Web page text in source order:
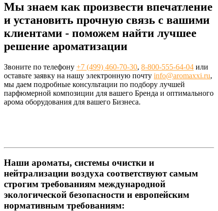
Мы знаем как произвести впечатление
и установить прочную связь с вашими
клиентами - поможем найти лучшее
решение ароматизации
Звоните по телефону +7 (499) 460-70-30, 8-800-555-64-04 или
оставьте заявку на нашу электронную почту info@aromaxxi.ru,
мы даем подробные консультации по подбору лучшей
парфюмерной композиции для вашего Бренда и оптимального
арома оборудования для вашего Бизнеса.
Наши ароматы, системы очистки и
нейтрализации воздуха соответствуют самым
строгим требованиям международной
экологической безопасности и европейским
нормативным требованиям: